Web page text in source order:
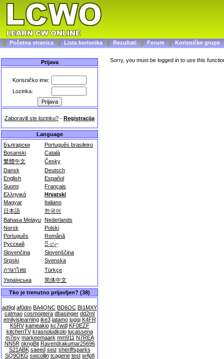
Početna stranica Lista korisnika Rezultati Forum Korisničke grupe
Prijava
Korisničko ime:
Lozinka:
Zaboravili ste lozinku? - Registracija
Language
Български
Português brasileiro
Bosanski
Català
繁體中文
Česky
Dansk
Deutsch
English
Español
Suomi
Français
Ελληνικά
Hrvatski
Magyar
Italiano
日本語
한국어
Bahasa Melayu Nederlands
Norsk
Polski
Português
Română
Русский
සිංහල
Slovenčina
Slovenščina
Srpski
Svenska
ภาษาไทย
Türkçe
Українська
简体中文
Tko je trenutno prijavljen? (38)
ad9gl af0dm BA4QNC BD6OC BI1MXY
catmao cosmoptera dbasinger dd2ml
emilyislearning ike3 jatamo juggi K4FR
K5RV kameakio kc7wdl KF0EZF
kitchenTV krasnoludkolo lucassena
m7isy markeemaark mm911 N7REA
NN5R okngBit Ravendrakumar25696
S21ABK saeed seiz sheriffsparks
SQ9OKG swcollin tcagene test w4pfi
Sorry, you must be logged in to use this